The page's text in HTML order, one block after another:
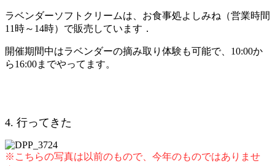
ラベンダーソフトクリームは、お食事処よしみね（営業時間
11時～14時）で販売しています．
開催期間中はラベンダーの摘み取り体験も可能で、10:00か
ら16:00までやってます。
4. 行ってきた
※こちらの写真は以前のもので、今年のものではありませ